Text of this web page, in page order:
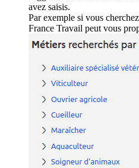
avez saisis.
Par exemple si vous
France Travail peut vous